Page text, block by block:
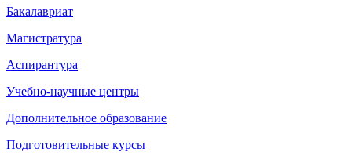
Бакалавриат
Магистратура
Аспирантура
Учебно-научные центры
Дополнительное образование
Подготовительные курсы